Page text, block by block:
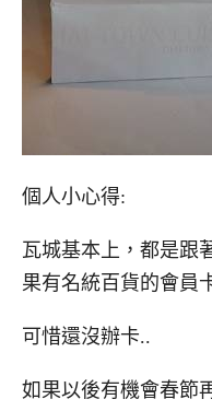
個人小心得:
瓦城基本上，都是跟
果有名統百貨的會員
可惜還沒辦卡..
如果以後有機會春節